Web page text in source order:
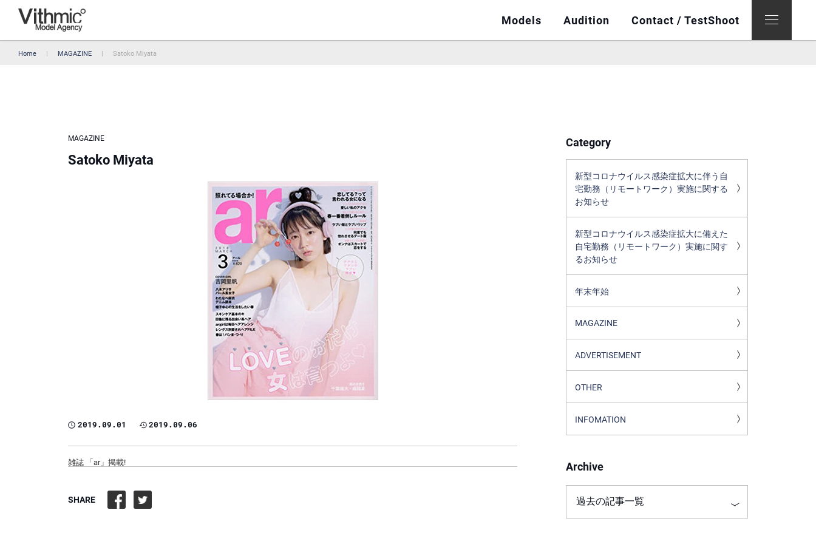
Models Audition Contact / TestShoot
Home MAGAZINE Satoko Miyata
MAGAZINE
Satoko Miyata
2019.09.01 2019.09.06
雑誌 「ar」掲載!
SHARE
Category
新型コロナウイルス感染症拡大に伴う自
宅勤務（リモートワーク）実施に関する
お知らせ
新型コロナウイルス感染症拡大に備えた
自宅勤務（リモートワーク）実施に関す
るお知らせ
年末年始
MAGAZINE
ADVERTISEMENT
OTHER
INFOMATION
Archive